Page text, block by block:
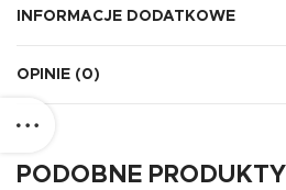
INFORMACJE DODATKOWE
OPINIE (0)
PODOBNE PRODUKTY